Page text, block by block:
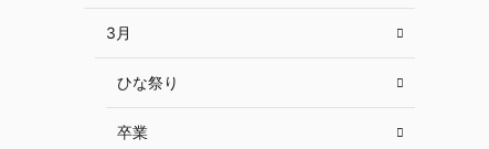
3月
ひな祭り
卒業